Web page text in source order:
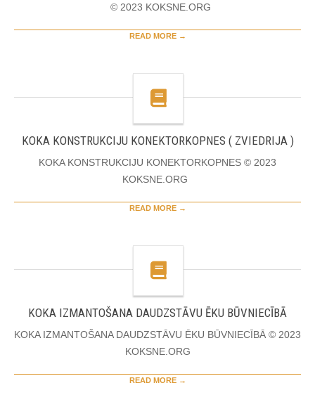
© 2023 KOKSNE.ORG
READ MORE →
KOKA KONSTRUKCIJU KONEKTORKOPNES ( ZVIEDRIJA )
KOKA KONSTRUKCIJU KONEKTORKOPNES © 2023
KOKSNE.ORG
READ MORE →
KOKA IZMANTOŠANA DAUDZSTĀVU ĒKU BŪVNIECĪBĀ
KOKA IZMANTOŠANA DAUDZSTĀVU ĒKU BŪVNIECĪBĀ © 2023
KOKSNE.ORG
READ MORE →